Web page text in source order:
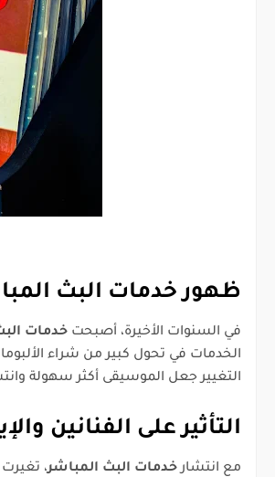
ظهور خدمات البث
في السنوات الأخيرة، أصبحت خدمات
الخدمات في تحول كبير من شراء
التغيير جعل الموسيقى أكثر سهولة
التأثير على الفنانين
مع انتشارخدمات البث المباشر،